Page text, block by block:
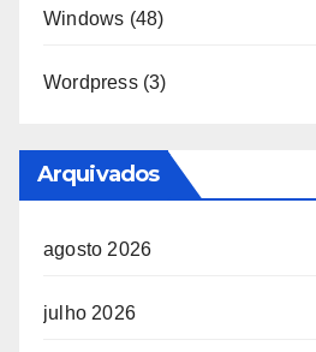
Windows (48)
Wordpress(3)
Arquivados
agosto 2026
julho 2026